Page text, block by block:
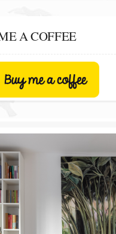
A COFFEE